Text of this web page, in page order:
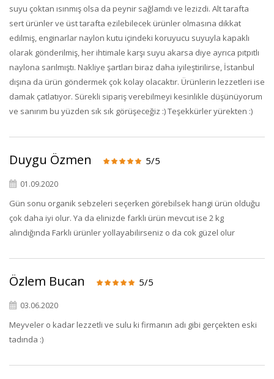
suyu çoktan ısınmış olsa da peynir sağlamdı ve lezizdi. Alt tarafta
sert ürünler ve üst tarafta ezilebilecek ürünler olmasına dikkat
edilmiş, enginarlar naylon kutu içindeki koruyucu suyuyla kapaklı
olarak gönderilmiş, her ihtimale karşı suyu akarsa diye ayrıca pıtpıtlı
naylona sarılmıştı. Nakliye şartları biraz daha iyileştirilirse, İstanbul
dışına da ürün göndermek çok kolay olacaktır. Ürünlerin lezzetleri ise
damak çatlatıyor. Sürekli sipariş verebilmeyi kesinlikle düşünüyorum
ve sanırım bu yüzden sık sık görüşeceğiz :) Teşekkürler yürekten :)
Duygu Özmen 5/5
01.09.2020
Gün sonu organik sebzeleri seçerken görebilsek hangi ürün olduğu
çok daha iyi olur. Ya da elinizde farklı ürün mevcut ise 2 kg
alındığında Farklı ürünler yollayabilirseniz o da cok güzel olur
Özlem Bucan 5/5
03.06.2020
Meyveler o kadar lezzetli ve sulu ki firmanın adı gibi gerçekten eski
tadında :)